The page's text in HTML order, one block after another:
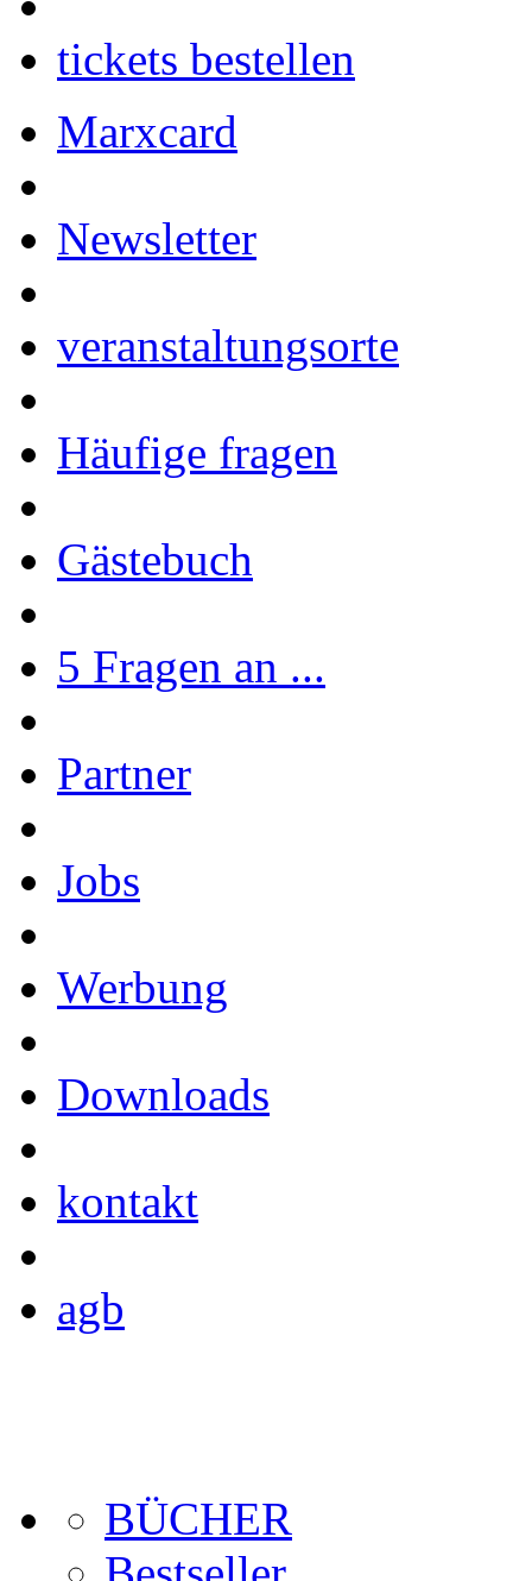
tickets bestellen
Marxcard
Newsletter
veranstaltungsorte
Häufige fragen
Gästebuch
5 Fragen an ...
Partner
Jobs
Werbung
Downloads
kontakt
agb
BÜCHER